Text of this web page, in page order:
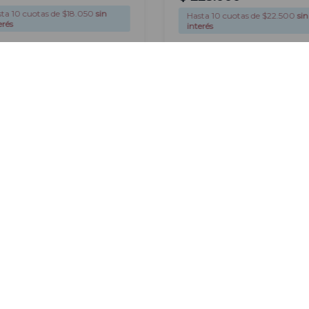
10 cuotas de $18.050 sin
Hasta 10 cuotas de $22.500 sin
interés